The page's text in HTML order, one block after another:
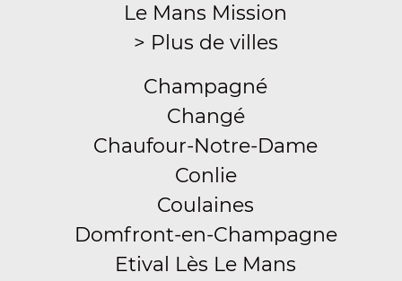
Le Mans Mission
> Plus de villes
Champagné
Changé
Chaufour-Notre-Dame
Conlie
Coulaines
Domfront-en-Champagne
Etival Lès Le Mans